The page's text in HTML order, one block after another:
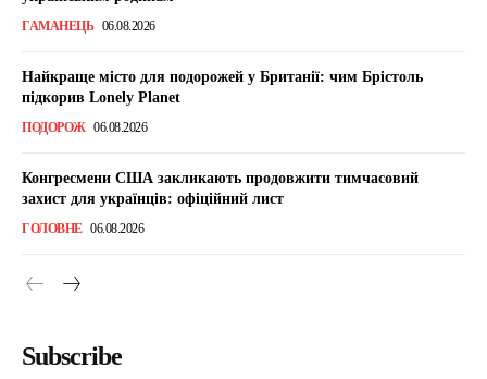
ГАМАНЕЦЬ 06.08.2026
Найкраще місто для подорожей у Британії: чим Брістоль
підкорив Lonely Planet
ПОДОРОЖ 06.08.2026
Конгресмени США закликають продовжити тимчасовий
захист для українців: офіційний лист
ГОЛОВНЕ 06.08.2026
Subscribe